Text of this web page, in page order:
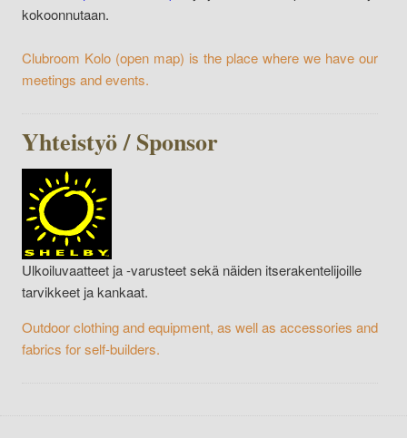
kokoonnutaan.
Clubroom Kolo (open map) is the place where we have our
meetings and events.
Yhteistyö / Sponsor
Ulkoiluvaatteet ja -varusteet sekä näiden itserakentelijoille
tarvikkeet ja kankaat.
Outdoor clothing and equipment, as well as accessories and
fabrics for self-builders.